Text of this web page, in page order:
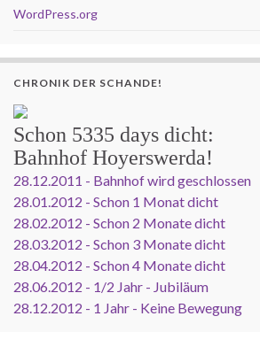
WordPress.org
CHRONIK DER SCHANDE!
Schon 5335 days dicht:
Bahnhof Hoyerswerda!
28.12.2011 - Bahnhof wird geschlossen
28.01.2012 - Schon 1 Monat dicht
28.02.2012 - Schon 2 Monate dicht
28.03.2012 - Schon 3 Monate dicht
28.04.2012 - Schon 4 Monate dicht
28.06.2012 - 1/2 Jahr - Jubiläum
28.12.2012 - 1 Jahr - Keine Bewegung